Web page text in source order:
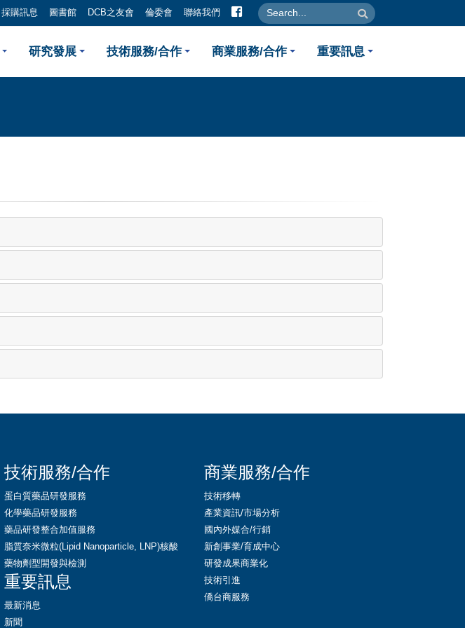
採購訊息 圖書館 DCB之友會 倫委會 聯絡我們 facebook
search search
研究發展 技術服務/合作 商業服務/合作 重要訊息
技術服務/合作
蛋白質藥品研發服務
化學藥品研發服務
藥品研發整合加值服務
脂質奈米微粒(Lipid Nanoparticle, LNP)核酸
藥物劑型開發與檢測
重要訊息
最新消息
新聞
商業服務/合作
技術移轉
產業資訊/市場分析
國內外媒合/行銷
新創事業/育成中心
研發成果商業化
技術引進
僑台商服務